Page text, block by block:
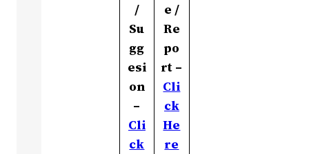
/
Su
gg
esi
on
–
Cli
ck
e /
Re
po
rt –
Cli
ck
He
re